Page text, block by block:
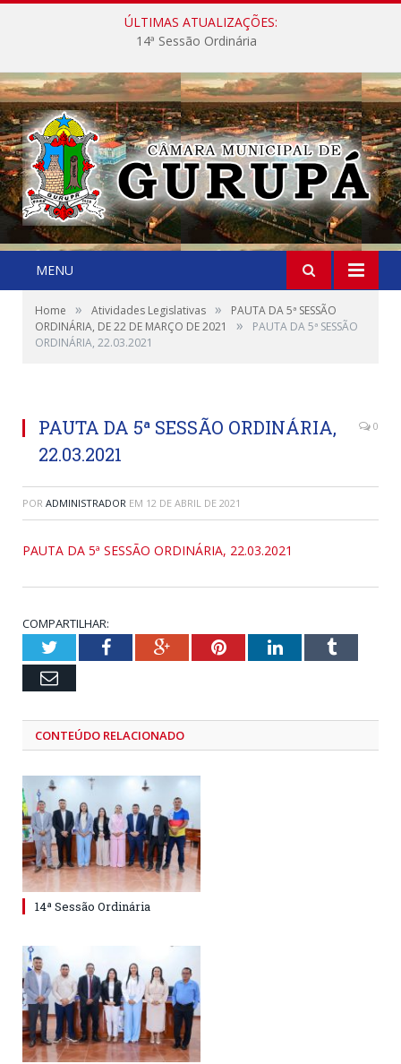
ÚLTIMAS ATUALIZAÇÕES:
14ª Sessão Ordinária
MENU
Home » Atividades Legislativas »
PAUTA DA 5ª SESSÃO
ORDINÁRIA, DE 22 DE MARÇO DE 2021
»
PAUTA DA 5ª SESSÃO
ORDINÁRIA, 22.03.2021
PAUTA DA 5ª SESSÃO ORDINÁRIA,
22.03.2021
0
POR ADMINISTRADOR EM 12 DE ABRIL DE 2021
PAUTA DA 5ª SESSÃO ORDINÁRIA, 22.03.2021
COMPARTILHAR:
TwitterFacebookGoogle+PinterestLinkedInTumblr
Email
CONTEÚDO RELACIONADO
14ª Sessão Ordinária